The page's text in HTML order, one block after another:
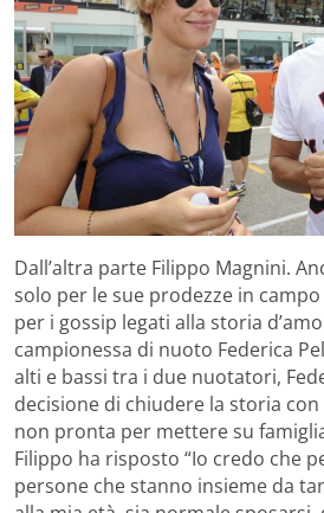
Dall’altra parte Filippo Magnini.
solo per le sue prodezze in
per i gossip legati alla storia
campionessa di nuoto Federica
alti e bassi tra i due nuotatori,
decisione di chiudere la storia
non pronta per mettere su
Filippo ha risposto “Io credo che
persone che stanno insieme da